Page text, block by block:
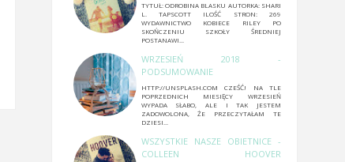
TYTUŁ: ODROBINA BLASKU AUTORKA: SHARI
L. TAPSCOTT ILOŚĆ STRON: 269
WYDAWNICTWO KOBIECE RILEY PO
SKOŃCZENIU SZKOŁY ŚREDNIEJ
POSTANAWI...
WRZESIEŃ 2018 -
PODSUMOWANIE
HTTP://UNSPLASH.COM CZEŚĆ! NA TLE
POPRZEDNICH MIESIĘCY WRZESIEŃ
WYPADA SŁABO, ALE I TAK JESTEM
ZADOWOLONA, ŻE PRZECZYTAŁAM TE
DZIESI...
WSZYSTKIE NASZE OBIETNICE -
COLLEEN HOOVER